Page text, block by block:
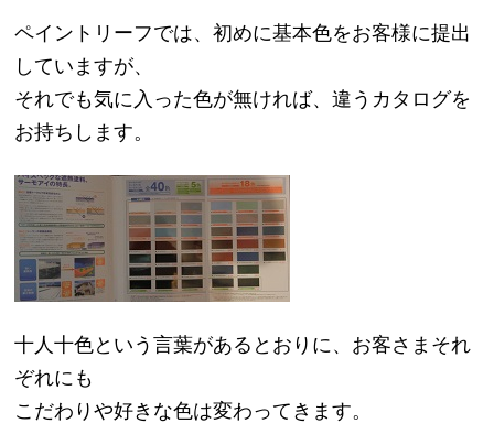
ペイントリーフでは、初めに基本色をお客様に提出
していますが、
それでも気に入った色が無ければ、違うカタログを
お持ちします。
十人十色という言葉があるとおりに、お客さまそれ
ぞれにも
こだわりや好きな色は変わってきます。